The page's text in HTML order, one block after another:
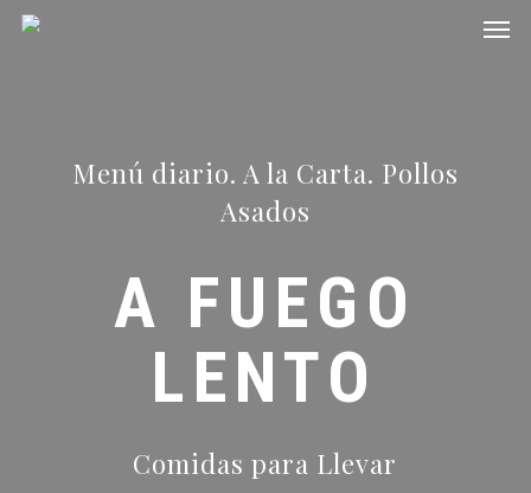
Skip
Menú diario. A la Carta. Pollos
Asados
A FUEGO
LENTO
Comidas para Llevar